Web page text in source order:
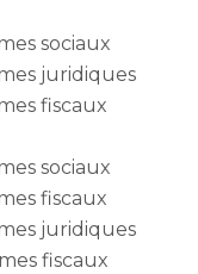
sociaux
juridiques
fiscaux
sociaux
fiscaux
juridiques
fiscaux